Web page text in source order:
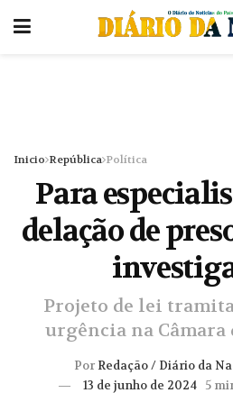
Inicio República Política
Para
delação de
Projeto de lei
urgência na Câmara
Por Redação / Diário da
13 de junho de 2024 5